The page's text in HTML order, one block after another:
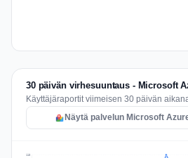
30 päivän virhesuuntaus - Microsoft
Käyttäjäraportit viimeisen 30 päivän
Näytä palvelun Microsoft
113